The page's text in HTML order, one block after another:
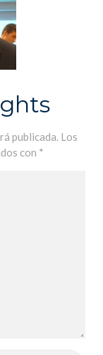
publicada. Los
con *